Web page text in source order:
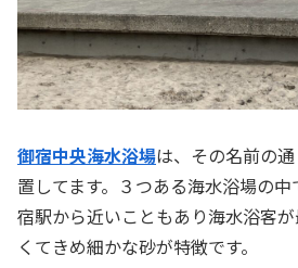
御宿中央海水浴場は、その名前の
置してます。３つある海水浴場の
宿駅から近いこともあり海水浴客
くてきめ細かな砂が特徴です。